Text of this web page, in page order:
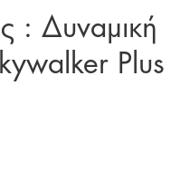
: Δυναμική
Plus